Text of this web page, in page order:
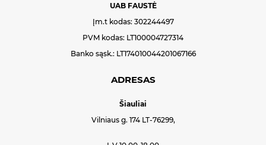
UAB FAUSTĖ
Įm.t kodas: 302244497
PVM kodas: LT100004727314
Banko sąsk.: LT174010044201067166
ADRESAS
Šiauliai
Vilniaus g. 174 LT-76299,